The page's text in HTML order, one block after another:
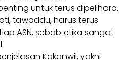
untuk terus dipelihara.
tawaddu, harus terus
ASN, sebab etika sangat
Kakanwil, yakni